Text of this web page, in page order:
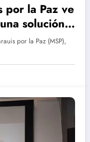
por la Paz ve
solución
prioridad
por la Paz (MSP),